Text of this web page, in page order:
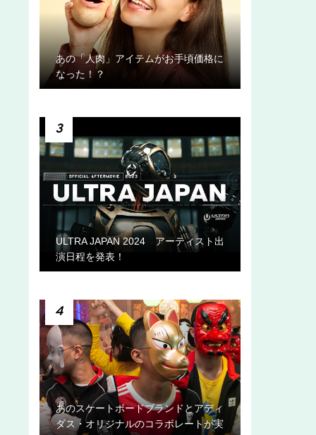
あの「人肉」アイテムがお手頃価格に
なった！？
3
ULTRA JAPAN 2024 アーティスト出
演日程を発表！
4
あのスケートボードブランドとアディ
ダス・オリジナルのコラボレートが実